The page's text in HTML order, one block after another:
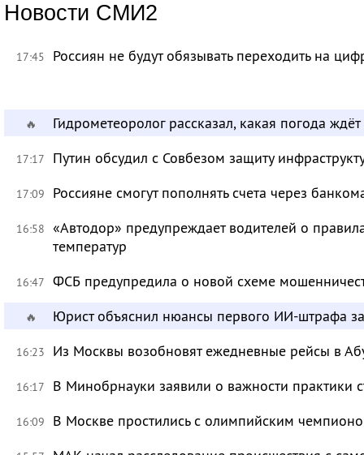
Новости СМИ2
17:45 Россиян не будут обязывать переходить на
🔥 Гидрометеоролог рассказал, какая погода
17:17 Путин обсудил с Совбезом защиту
17:09 Россияне смогут пополнять счета через
16:58 «Автодор» предупреждает водителей о
температур
16:47 ФСБ предупредила о новой схеме
🔥 Юрист объяснил нюансы первого ИИ-штрафа
16:23 Из Москвы возобновят ежедневные рейсы в
16:17 В Минобрнауки заявили о важности практики
16:09 В Москве простились с олимпийским